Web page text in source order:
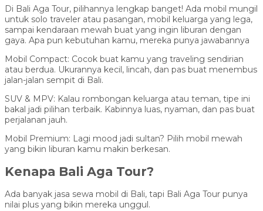
Di Bali Aga Tour, pilihannya lengkap banget! Ada mobil mungil
untuk solo traveler atau pasangan, mobil keluarga yang lega,
sampai kendaraan mewah buat yang ingin liburan dengan
gaya. Apa pun kebutuhan kamu, mereka punya jawabannya
Mobil Compact: Cocok buat kamu yang traveling sendirian
atau berdua. Ukurannya kecil, lincah, dan pas buat menembus
jalan-jalan sempit di Bali.
SUV & MPV: Kalau rombongan keluarga atau teman, tipe ini
bakal jadi pilihan terbaik. Kabinnya luas, nyaman, dan pas buat
perjalanan jauh.
Mobil Premium: Lagi mood jadi sultan? Pilih mobil mewah
yang bikin liburan kamu makin berkesan.
Kenapa Bali Aga Tour?
Ada banyak jasa sewa mobil di Bali, tapi Bali Aga Tour punya
nilai plus yang bikin mereka unggul.